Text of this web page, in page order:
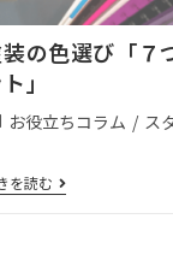
の色選び「７
」
お役立ちコラム / ス
を読む